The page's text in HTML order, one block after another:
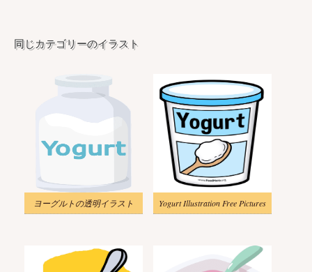
同じカテゴリーのイラスト
ヨーグルトの透明イラスト Yogurt Illustration Free Pictures